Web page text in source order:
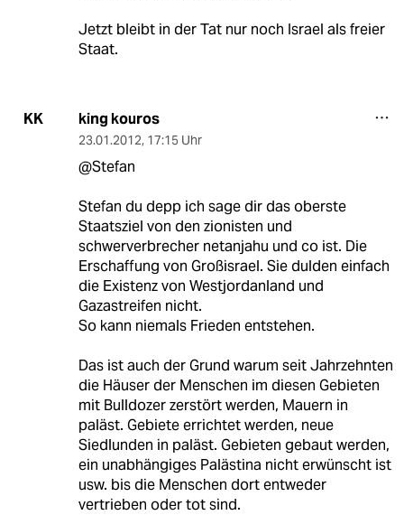
Jetzt bleibt in der Tat nur noch Israel als freier
Staat.
KK king kouros
23.01.2012, 17:15 Uhr
@Stefan
Stefan du depp ich sage dir das oberste
Staatsziel von den zionisten und
schwerverbrecher netanjahu und co ist. Die
Erschaffung von Großisrael. Sie dulden einfach
die Existenz von Westjordanland und
Gazastreifen nicht.
So kann niemals Frieden entstehen.
Das ist auch der Grund warum seit Jahrzehnten
die Häuser der Menschen im diesen Gebieten
mit Bulldozer zerstört werden, Mauern in
paläst. Gebiete errichtet werden, neue
Siedlunden in paläst. Gebieten gebaut werden,
ein unabhängiges Palästina nicht erwünscht ist
usw. bis die Menschen dort entweder
vertrieben oder tot sind.